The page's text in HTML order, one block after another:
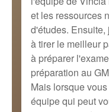
et les ressources
d'études.
à tirer le meilleur
à préparer
préparation au
Mais lorsque
équipe qui peut